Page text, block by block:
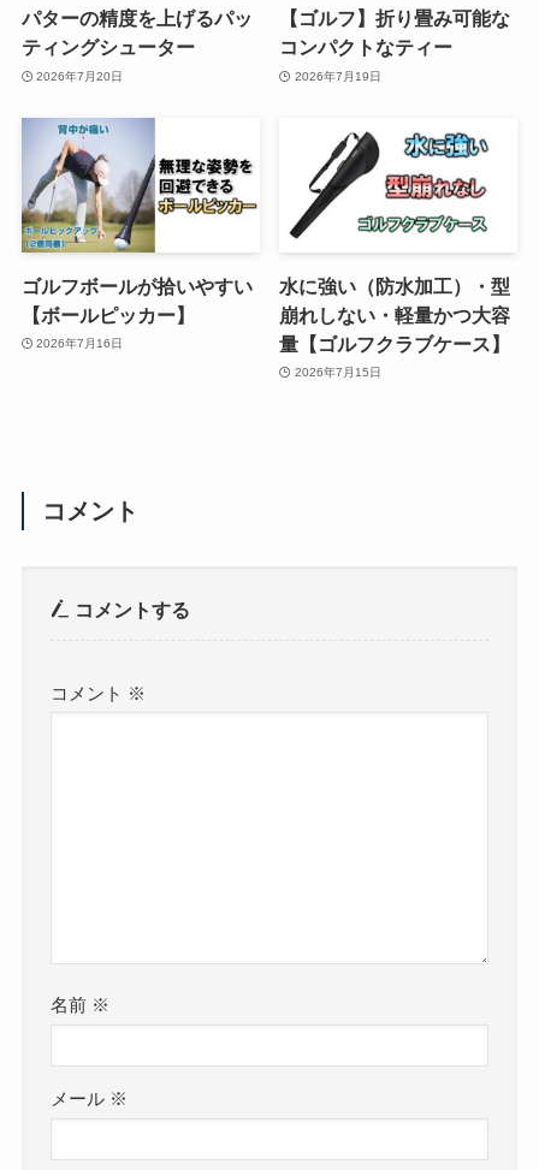
パターの精度を上げるパッ
ティングシューター
2026年7月20日
【ゴルフ】折り畳み可能な
コンパクトなティー
2026年7月19日
ゴルフボールが拾いやすい
【ボールピッカー】
2026年7月16日
水に強い（防水加工）・型
崩れしない・軽量かつ大容
量【ゴルフクラブケース】
2026年7月15日
コメント
コメントする
コメント ※
名前 ※
メール ※